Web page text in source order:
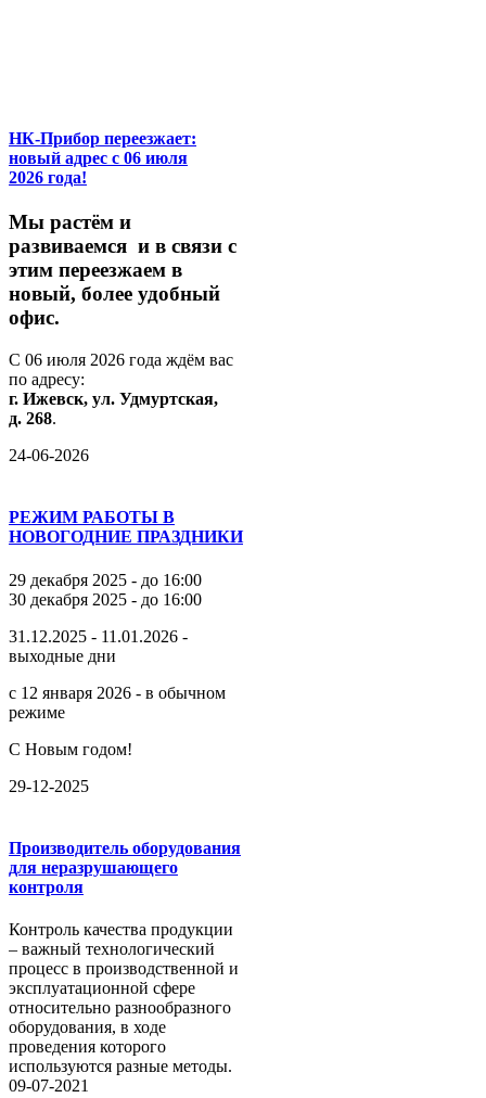
НК-Прибор переезжает:
новый адрес с 06 июля
2026 года!
Мы растём и
развиваемся и в связи с
этим переезжаем в
новый, более удобный
офис.
С 06 июля 2026 года ждём вас
по адресу:
г. Ижевск, ул. Удмуртская,
д. 268.
24-06-2026
РЕЖИМ РАБОТЫ В
НОВОГОДНИЕ ПРАЗДНИКИ
29 декабря 2025 - до 16:00
30 декабря 2025 - до 16:00
31.12.2025 - 11.01.2026 -
выходные дни
с 12 января 2026 - в обычном
режиме
С Новым годом!
29-12-2025
Производитель оборудования
для неразрушающего
контроля
Контроль качества продукции
– важный технологический
процесс в производственной и
эксплуатационной сфере
относительно разнообразного
оборудования, в ходе
проведения которого
используются разные методы.
09-07-2021